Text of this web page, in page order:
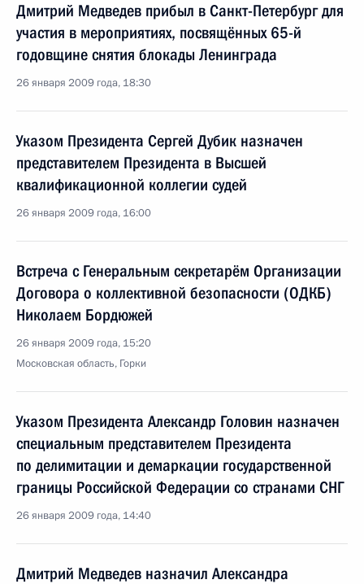
Дмитрий Медведев прибыл в Санкт-Петербург для
участия в мероприятиях, посвящённых 65-й
годовщине снятия блокады Ленинграда
26 января 2009 года, 18:30
Указом Президента Сергей Дубик назначен
представителем Президента в Высшей
квалификационной коллегии судей
26 января 2009 года, 16:00
Встреча с Генеральным секретарём Организации
Договора о коллективной безопасности (ОДКБ)
Николаем Бордюжей
26 января 2009 года, 15:20
Московская область, Горки
Указом Президента Александр Головин назначен
специальным представителем Президента
по делимитации и демаркации государственной
границы Российской Федерации со странами СНГ
26 января 2009 года, 14:40
Дмитрий Медведев назначил Александра